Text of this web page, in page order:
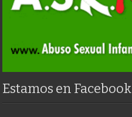
Estamos en Facebook